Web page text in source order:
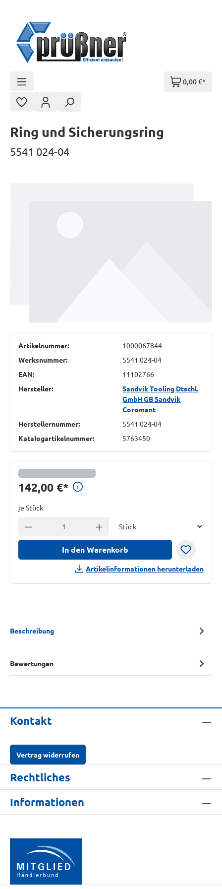
0,00 €*
Ring und Sicherungsring
5541 024-04
Hersteller:
Sandvik Tooling Dtschl.
GmbH GB Sandvik
Coromant
Artikelnummer:
1000067844
Werksnummer:
5541 024-04
EAN:
11102766
Herstellernummer:
5541 024-04
Katalogartikelnummer:
5763450
142,00 €* Preisinformationen
je Stück
Anzahl verringern Anzahl erhöhen
In den Warenkorb
Artikelinformationen herunterladen
Beschreibung
Bewertungen
Kontakt
Vertrag widerrufen
Rechtliches
Informationen